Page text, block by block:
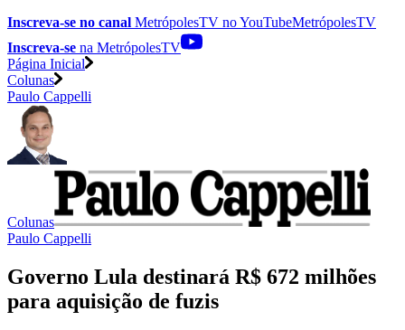
Inscreva-se no canal MetrópolesTV noYouTubeMetrópolesTV
Inscreva-se na MetrópolesTV
Página Inicial
Colunas
Paulo Cappelli
Colunas
Paulo Cappelli
Governo Lula destinará R$ 672 milhões
para aquisição de fuzis